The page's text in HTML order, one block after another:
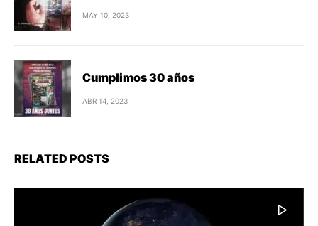
MAY 10, 2023
Cumplimos 30 años
ABR 14, 2023
RELATED POSTS